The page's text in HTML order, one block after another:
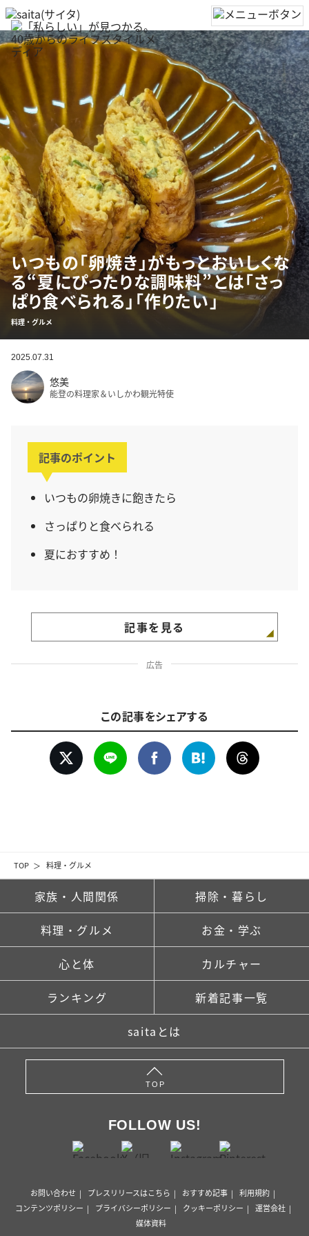
TOP 料理・グルメ
いつもの「卵焼き」がもっとおいしくな
る“夏にぴったりな調味料”とは「さっ
ぱり食べられる」「作りたい」
料理・グルメ
2025.07.31
悠美
能登の料理家＆いしかわ観光特使
記事のポイント
いつもの卵焼きに飽きたら
さっぱりと食べられる
夏におすすめ！
記事を見る
広告
この記事をシェアする
家族・人間関係 掃除・暮らし
料理・グルメ お金・学ぶ
心と体 カルチャー
ランキング 新着記事一覧
saitaとは
TOP
FOLLOW US!
お問い合わせ プレスリリースはこちら おすすめ記事
利用規約
コンテンツポリシー
プライバシーポリシー クッキーポリシー
運営会社
媒体資料